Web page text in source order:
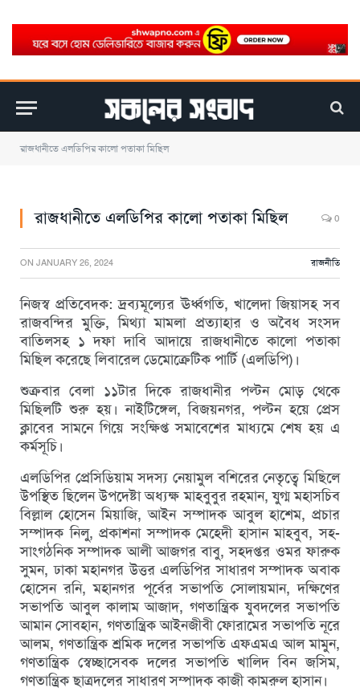
রাজধানীতে এলডিপির কালো পতাকা মিছিল
রাজধানীতে এলডিপির কালো পতাকা মিছিল 0
ON JANUARY 26, 2024 রাজনীতি
নিজস্ব প্রতিবেদক: দ্রব্যমূল্যের ঊর্ধ্বগতি, খালেদা জিয়াসহ সব
রাজবন্দির মুক্তি, মিথ্যা মামলা প্রত্যাহার ও অবৈধ সংসদ
বাতিলসহ ১ দফা দাবি আদায়ে রাজধানীতে কালো পতাকা
মিছিল করেছে লিবারেল ডেমোক্রেটিক পার্টি (এলডিপি)।
শুক্রবার বেলা ১১টার দিকে রাজধানীর পল্টন মোড় থেকে
মিছিলটি শুরু হয়। নাইটিঙ্গেল, বিজয়নগর, পল্টন হয়ে প্রেস
ক্লাবের সামনে গিয়ে সংক্ষিপ্ত সমাবেশের মাধ্যমে শেষ হয় এ
কর্মসূচি।
এলডিপির প্রেসিডিয়াম সদস্য নেয়ামুল বশিরের নেতৃত্বে মিছিলে
উপস্থিত ছিলেন উপদেষ্টা অধ্যক্ষ মাহবুবুর রহমান, যুগ্ম মহাসচিব
বিল্লাল হোসেন মিয়াজি, আইন সম্পাদক আবুল হাশেম, প্রচার
সম্পাদক নিলু, প্রকাশনা সম্পাদক মেহেদী হাসান মাহবুব, সহ-
সাংগঠনিক সম্পাদক আলী আজগর বাবু, সহদপ্তর ওমর ফারুক
সুমন, ঢাকা মহানগর উত্তর এলডিপির সাধারণ সম্পাদক অবাক
হোসেন রনি, মহানগর পূর্বের সভাপতি সোলায়মান, দক্ষিণের
সভাপতি আবুল কালাম আজাদ, গণতান্ত্রিক যুবদলের সভাপতি
আমান সোবহান, গণতান্ত্রিক আইনজীবী ফোরামের সভাপতি নূরে
আলম, গণতান্ত্রিক শ্রমিক দলের সভাপতি এফএমএ আল মামুন,
গণতান্ত্রিক স্বেচ্ছাসেবক দলের সভাপতি খালিদ বিন জসিম,
গণতান্ত্রিক ছাত্রদলের সাধারণ সম্পাদক কাজী কামরুল হাসান।